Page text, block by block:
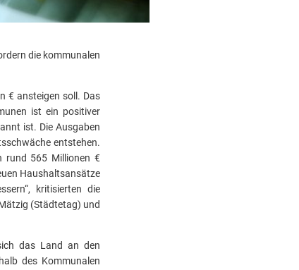
die kommunalen
€ ansteigen soll. Das
ist ein positiver
ist. Die Ausgaben
entstehen.
rund 565 Millionen €
Haushaltsansätze
kritisierten die
(Städtetag) und
das Land an den
des Kommunalen